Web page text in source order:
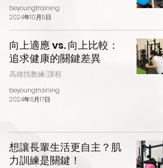
beyoungtraining
2024年10月9日
向上適應 vs. 向上比較：
追求健康的關鍵差異
高雄找教練/課程
beyoungtraining
2024年6月17日
想讓長輩生活更自主？肌
力訓練是關鍵！